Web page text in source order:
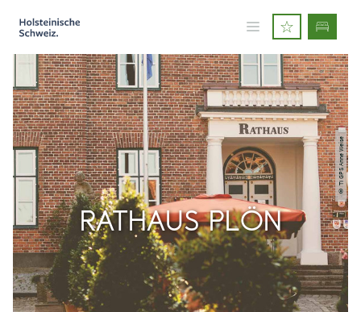
© TI GPS Anne Weise
RATHAUS PLÖN